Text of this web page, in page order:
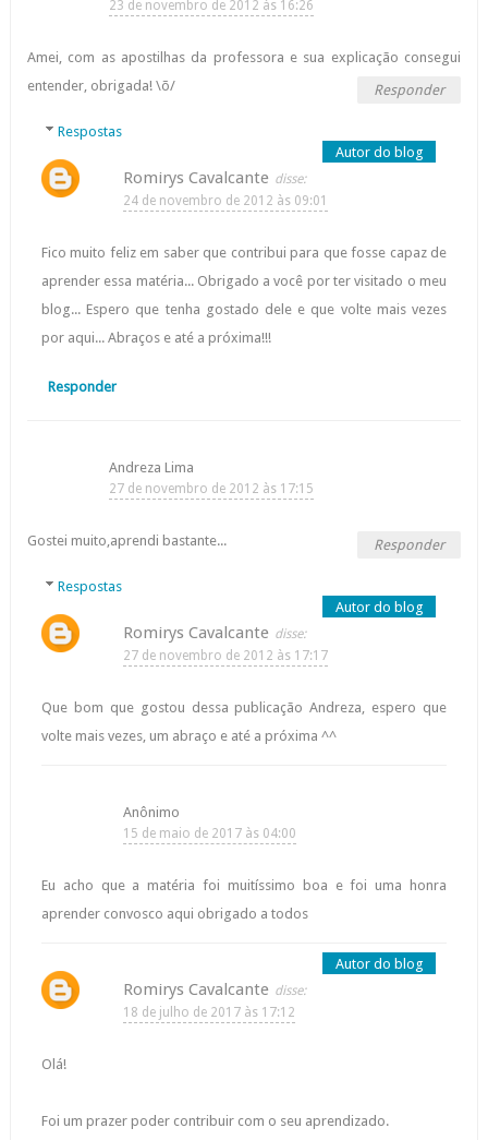
23 de novembro de 2012 às 16:26
Amei, com as apostilhas da professora e sua explicação consegui
entender, obrigada! \õ/
Responder
Respostas
Romirys Cavalcante
24 de novembro de 2012 às 09:01
Fico muito feliz em saber que contribui para que fosse capaz de
aprender essa matéria... Obrigado a você por ter visitado o meu
blog... Espero que tenha gostado dele e que volte mais vezes
por aqui... Abraços e até a próxima!!!
Responder
Andreza Lima
27 de novembro de 2012 às 17:15
Gostei muito,aprendi bastante... Responder
Respostas
Romirys Cavalcante
27 de novembro de 2012 às 17:17
Que bom que gostou dessa publicação Andreza, espero que
volte mais vezes, um abraço e até a próxima ^^
Anônimo
15 de maio de 2017 às 04:00
Eu acho que a matéria foi muitíssimo boa e foi uma honra
aprender convosco aqui obrigado a todos
Romirys Cavalcante
18 de julho de 2017 às 17:12
Olá!
Foi um prazer poder contribuir com o seu aprendizado.